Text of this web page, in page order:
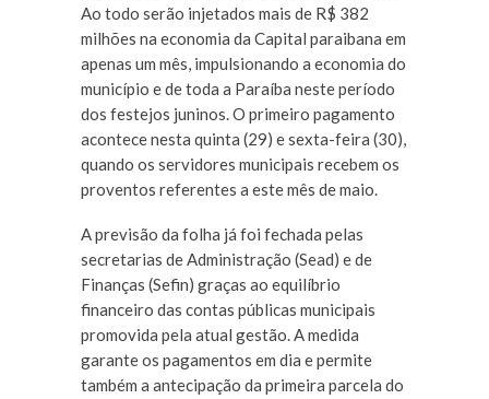
Ao todo serão injetados mais de R$ 382
milhões na economia da Capital paraibana em
apenas um mês, impulsionando a economia do
município e de toda a Paraíba neste período
dos festejos juninos. O primeiro pagamento
acontece nesta quinta (29) e sexta-feira (30),
quando os servidores municipais recebem os
proventos referentes a este mês de maio.
A previsão da folha já foi fechada pelas
secretarias de Administração (Sead) e de
Finanças (Sefin) graças ao equilíbrio
financeiro das contas públicas municipais
promovida pela atual gestão. A medida
garante os pagamentos em dia e permite
também a antecipação da primeira parcela do